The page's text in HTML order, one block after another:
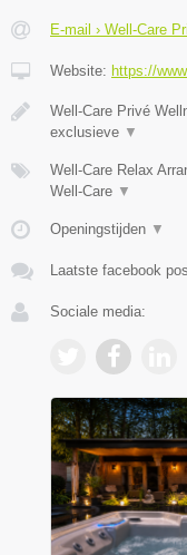
E-mail › Well-Care
Website: https://
Well-Care Privé
exclusieve ▼
Well-Care Relax
Well-Care ▼
Openingstijden ▼
Laatste facebook
Sociale media: